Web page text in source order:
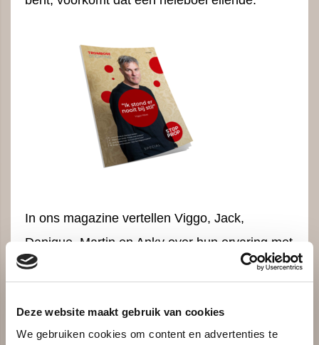
Deze website maakt gebruik van cookies
We gebruiken cookies om content en advertenties te
In ons magazine vertellen Viggo, Jack,
Danique, Martin en Anky over hun ervaring met
trombose en de impact ervan op hun leven.
magazine via e-mail.